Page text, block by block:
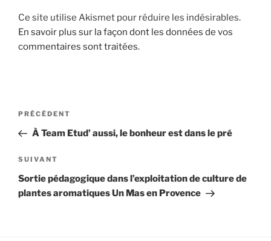
Ce site utilise Akismet pour réduire les indésirables.
En savoir plus sur la façon dont les données de vos
commentaires sont traitées.
Navigation
l’article
Article
précédent
PRÉCÉDENT
À Team Etud’ aussi, le bonheur est dans le pré
Article
suivant
SUIVANT
Sortie pédagogique dans l’exploitation de culture de
plantes aromatiques Un Mas en Provence